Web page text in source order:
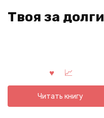
Твоя за долги
Читать книгу